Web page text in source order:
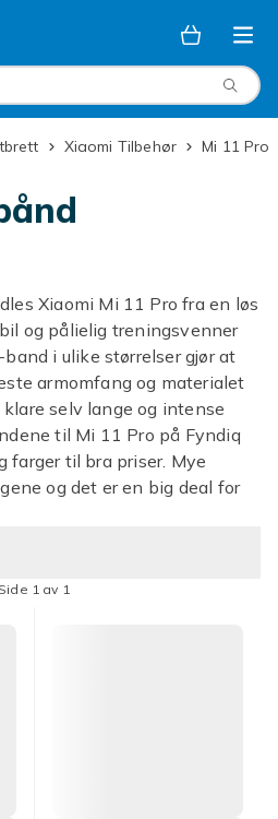
Xiaomi Tilbehør Mi 11 Pro
Xiaomi Mi 11 Pro fra en løs
og pålielig treningsvenner
i ulike størrelser gjør at
armomfang og materialet
selv lange og intense
til Mi 11 Pro på Fyndiq
farger til bra priser. Mye
og det er en big deal for
Side 1 av 1